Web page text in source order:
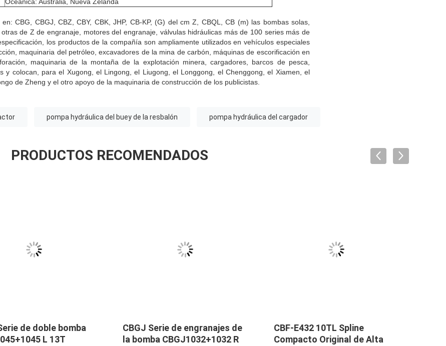
CBG, CBGJ, CBZ, CBY, CBK, JHP, CB-KP, (G) del cm Z, CBQL, CB (m) las bombas solas,
de Z de engranaje, motores del engranaje, válvulas hidráulicas más de 100 series más de
los productos de la compañía son ampliamente utilizados en vehículos especiales
maquinaria del petróleo, excavadores de la mina de carbón, máquinas de escorificación en
maquinaria de la montaña de la explotación minera, cargadores, barcos de pesca,
y colocan, para el Xugong, el Lingong, el Liugong, el Longgong, el Chenggong, el Xiamen, el
de Zheng y el otro apoyo de la maquinaria de construcción de los publicistas.
pompa hydráulica del buey de la resbalón pompa hydráulica del cargador
PRODUCTOS RECOMENDADOS
de doble bomba
L 13T
CBGJ Serie de engranajes de
la bomba CBGJ1032+1032 R
CBF-E432 10TL Spline
Compacto Original de Alta